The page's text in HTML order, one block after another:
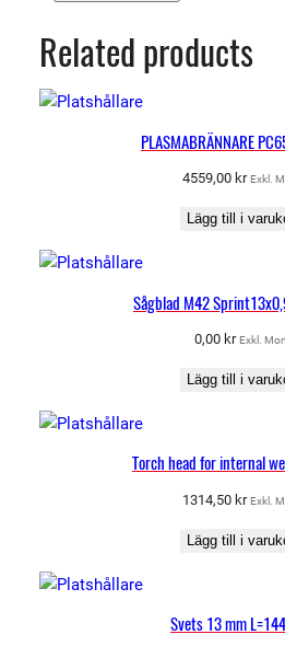
Related products
PLASMABRÄNNARE
4559,00 kr Exkl.
Lägg till i
Sågblad M42
0,00 kr Exkl.
Lägg till i
Torch head for internal
1314,50 kr Exkl.
Lägg till i
Svets 13 mm